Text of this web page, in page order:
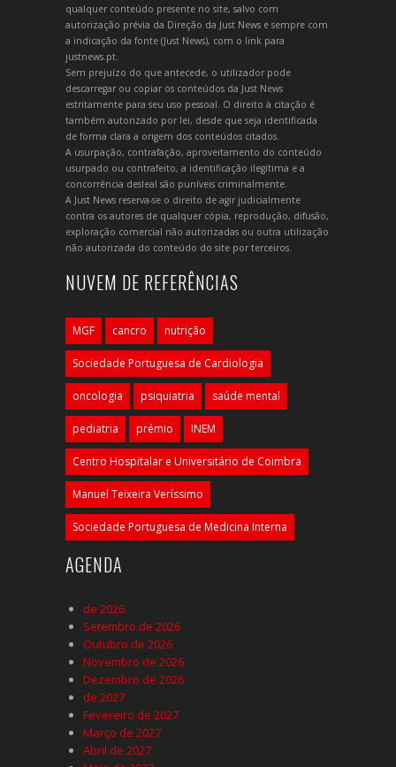
qualquer conteúdo presente no site, salvo com
autorização prévia da Direção da Just News e sempre com
a indicação da fonte (Just News), com o link para
justnews.pt.
Sem prejuízo do que antecede, o utilizador pode
descarregar ou copiar os conteúdos da Just News
estritamente para seu uso pessoal. O direito à citação é
também autorizado por lei, desde que seja identificada
de forma clara a origem dos conteúdos citados.
A usurpação, contrafação, aproveitamento do conteúdo
usurpado ou contrafeito, a identificação ilegítima e a
concorrência desleal são puníveis criminalmente.
A Just News reserva-se o direito de agir judicialmente
contra os autores de qualquer cópia, reprodução, difusão,
exploração comercial não autorizadas ou outra utilização
não autorizada do conteúdo do site por terceiros.
NUVEM DE REFERÊNCIAS
MGF cancro nutrição
Sociedade Portuguesa de Cardiologia
oncologia psiquiatria saúde mental
pediatria prémio INEM
Centro Hospitalar e Universitário de Coimbra
Manuel Teixeira Veríssimo
Sociedade Portuguesa de Medicina Interna
AGENDA
de 2026
Setembro de 2026
Outubro de 2026
Novembro de 2026
Dezembro de 2026
de 2027
Fevereiro de 2027
Março de 2027
Abril de 2027